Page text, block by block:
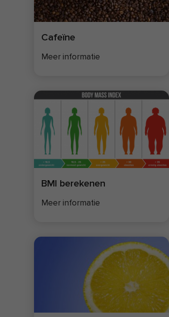
Cafeïne
Meer informatie
BMI berekenen
Meer informatie